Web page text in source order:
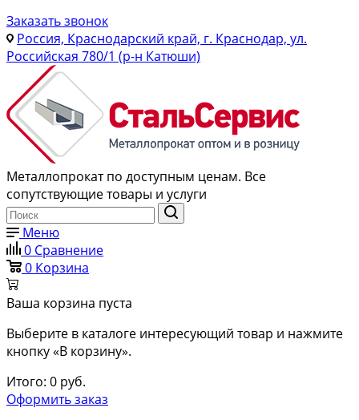
Заказать звонок
Россия, Краснодарский край, г. Краснодар, ул.
Российская 780/1 (р-н Катюши)
Металлопрокат по доступным ценам. Все
сопутствующие товары и услуги
Меню
0 Сравнение
0 Корзина
Ваша корзина пуста
Выберите в каталоге интересующий товар и нажмите
кнопку «В корзину».
Итого: 0 руб.
Оформить заказ